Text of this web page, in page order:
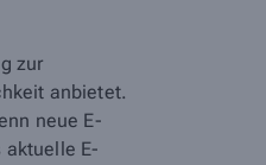
zur
anbietet.
neue E-
aktuelle E-